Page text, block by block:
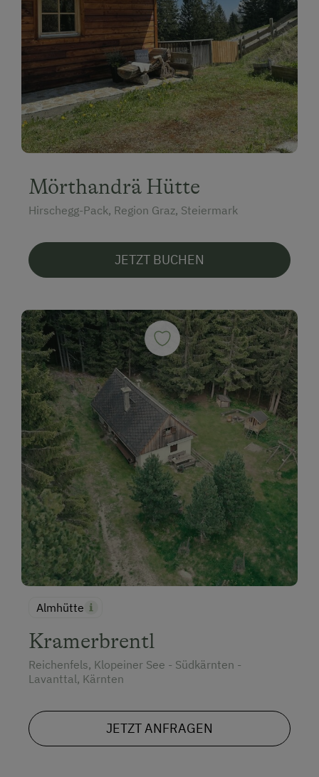
Mörthandrä Hütte
Hirschegg-Pack, Region Graz, Steiermark
JETZT BUCHEN
Almhütte
Kramerbrentl
Reichenfels, Klopeiner See - Südkärnten -
Lavanttal, Kärnten
JETZT ANFRAGEN